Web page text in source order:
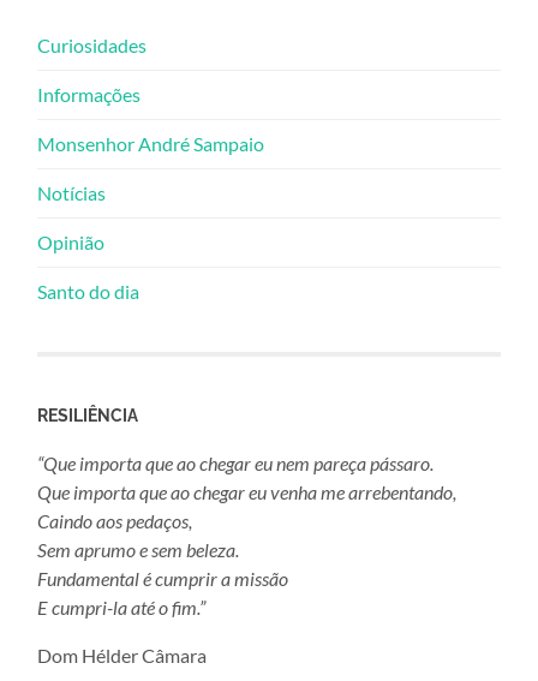
Curiosidades
Informações
Monsenhor André Sampaio
Notícias
Opinião
Santo do dia
RESILIÊNCIA
“Que importa que ao chegar eu nem pareça pássaro.
Que importa que ao chegar eu venha me arrebentando,
Caindo aos pedaços,
Sem aprumo e sem beleza.
Fundamental é cumprir a missão
E cumpri-la até o fim.”
Dom Hélder Câmara